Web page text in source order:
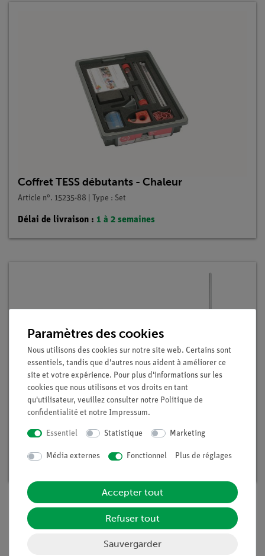
Coffret TESS débutants - Chaleur
Article n°. 15235-88 | Type : Set
Délai de livraison : 1 à 2 semaines
Article n°. 15235-88D | Type : Set
Contenu de livraison
Paramètres des cookies
Nous utilisons des cookies sur notre site web. Certains sont
essentiels, tandis que d'autres nous aident à améliorer ce
site et votre expérience. Pour plus d'informations sur les
cookies que nous utilisons et vos droits en tant
qu'utilisateur, veuillez consulter notre Politique de
confidentialité et notre Impressum.
Essentiel Statistique Marketing
Média externes Fonctionnel Plus de réglages
Accepter tout
Refuser tout
Sauvergarder